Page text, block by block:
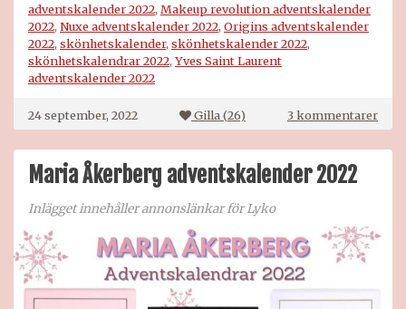
adventskalender 2022, Makeup revolution adventskalender
2022, Nuxe adventskalender 2022, Origins adventskalender
2022, skönhetskalender, skönhetskalender 2022,
skönhetskalendrar 2022, Yves Saint Laurent
adventskalender 2022
24 september, 2022 Gilla (26) 3 kommentarertill
2022
Maria Åkerberg adventskalender 2022
Inlägget innehåller annonslänkar för Lyko